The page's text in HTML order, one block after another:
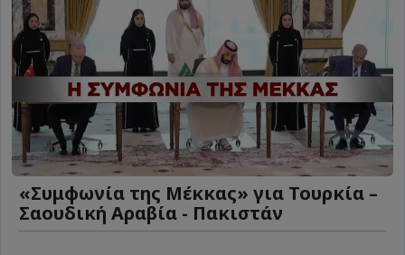
«Συμφωνία της Μέκκας» για Τουρκία –
Σαουδική Αραβία - Πακιστάν